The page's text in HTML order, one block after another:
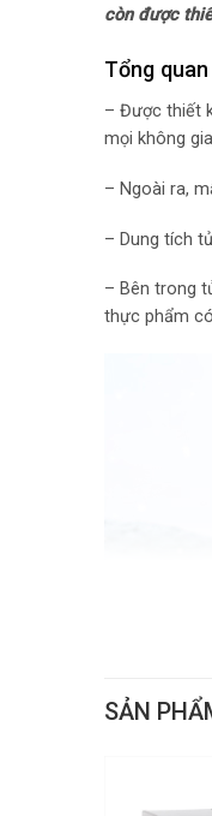
còn được
Tổng
– Được thiết
mọi không
– Ngoài ra,
– Dung tích
– Bên trong
thực phẩm
SẢN